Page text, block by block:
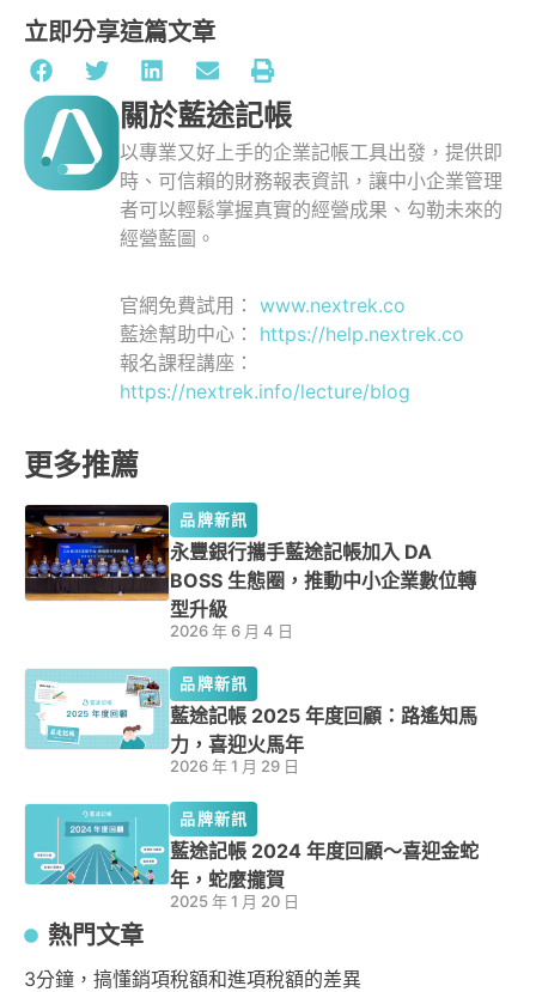
立即分享這篇文章
關於藍途記帳
以專業又好上手的企業記帳工具出發，提供即
時、可信賴的財務報表資訊，讓中小企業管理
者可以輕鬆掌握真實的經營成果、勾勒未來的
經營藍圖。
官網免費試用： www.nextrek.co
藍途幫助中心： https://help.nextrek.co
報名課程講座：
https://nextrek.info/lecture/blog
更多推薦
品牌新訊
永豐銀行攜手藍途記帳加入 DA
BOSS 生態圈，推動中小企業數位轉
型升級
2026 年 6 月 4 日
品牌新訊
藍途記帳 2025 年度回顧：路遙知馬
力，喜迎火馬年
2026 年 1 月 29 日
品牌新訊
藍途記帳 2024 年度回顧～喜迎金蛇
年，蛇麼攏賀
2025 年 1 月 20 日
熱門文章
3分鐘，搞懂銷項稅額和進項稅額的差異